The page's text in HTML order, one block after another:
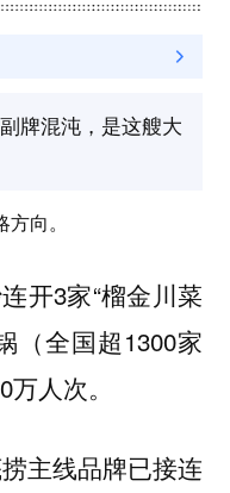
牌混沌，是这艘大
向。
开3家“榴金川菜
（全国超1300家
人次。
主线品牌已接连